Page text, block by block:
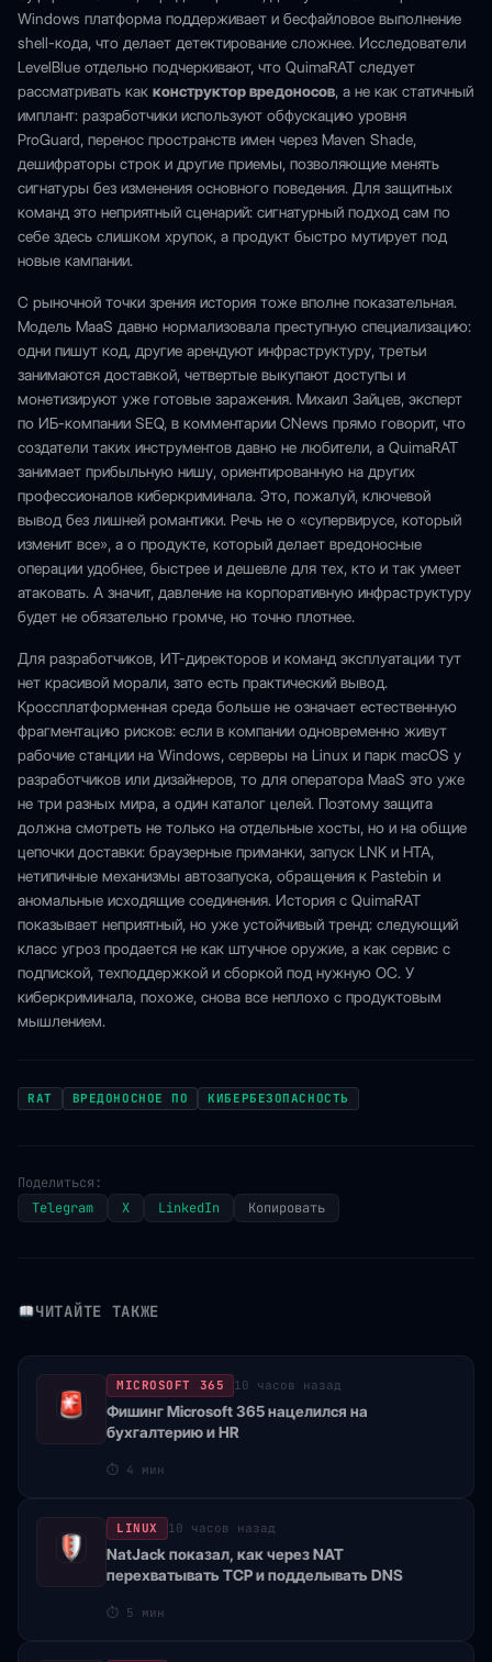
Windows платформа поддерживает и бесфайловое выполнение
shell-кода, что делает детектирование сложнее. Исследователи
LevelBlue отдельно подчеркивают, что QuimaRAT следует
рассматривать как конструктор вредоносов, а не как статичный
имплант: разработчики используют обфускацию уровня
ProGuard, перенос пространств имен через Maven Shade,
дешифраторы строк и другие приемы, позволяющие менять
сигнатуры без изменения основного поведения. Для защитных
команд это неприятный сценарий: сигнатурный подход сам по
себе здесь слишком хрупок, а продукт быстро мутирует под
новые кампании.
С рыночной точки зрения история тоже вполне показательная.
Модель MaaS давно нормализовала преступную специализацию:
одни пишут код, другие арендуют инфраструктуру, третьи
занимаются доставкой, четвертые выкупают доступы и
монетизируют уже готовые заражения. Михаил Зайцев, эксперт
по ИБ-компании SEQ, в комментарии CNews прямо говорит, что
создатели таких инструментов давно не любители, а QuimaRAT
занимает прибыльную нишу, ориентированную на других
профессионалов киберкриминала. Это, пожалуй, ключевой
вывод без лишней романтики. Речь не о «супервирусе, который
изменит все», а о продукте, который делает вредоносные
операции удобнее, быстрее и дешевле для тех, кто и так умеет
атаковать. А значит, давление на корпоративную инфраструктуру
будет не обязательно громче, но точно плотнее.
Для разработчиков, ИТ-директоров и команд эксплуатации тут
нет красивой морали, зато есть практический вывод.
Кроссплатформенная среда больше не означает естественную
фрагментацию рисков: если в компании одновременно живут
рабочие станции на Windows, серверы на Linux и парк macOS у
разработчиков или дизайнеров, то для оператора MaaS это уже
не три разных мира, а один каталог целей. Поэтому защита
должна смотреть не только на отдельные хосты, но и на общие
цепочки доставки: браузерные приманки, запуск LNK и HTA,
нетипичные механизмы автозапуска, обращения к Pastebin и
аномальные исходящие соединения. История с QuimaRAT
показывает неприятный, но уже устойчивый тренд: следующий
класс угроз продается не как штучное оружие, а как сервис с
подпиской, техподдержкой и сборкой под нужную ОС. У
киберкриминала, похоже, снова все неплохо с продуктовым
мышлением.
RAT ВРЕДОНОСНОЕ ПО КИБЕРБЕЗОПАСНОСТЬ
Поделиться:
Telegram
X LinkedIn Копировать
ЧИТАЙТЕ ТАКЖЕ
MICROSOFT 365 10 часов назад
Фишинг Microsoft 365 нацелился на
бухгалтерию и HR
⏱ 4 мин
LINUX 10 часов назад
NatJack показал, как через NAT
перехватывать TCP и подделывать DNS
⏱ 5 мин